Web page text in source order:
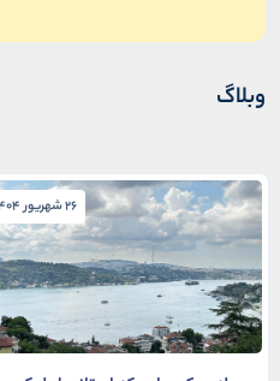
وبلاگ
26 شهریور 1404